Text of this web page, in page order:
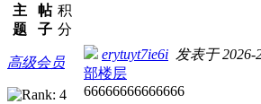
主
题
帖
子
积
分
高级会员
erytuyt7ie6i 发表于 2026-
部楼层
66666666666666